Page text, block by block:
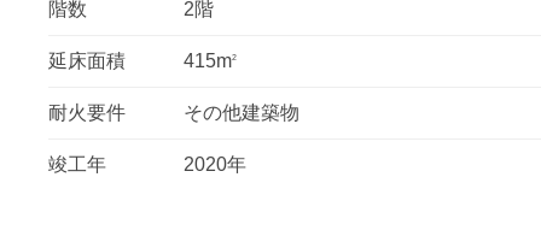
階数 2階
延床面積 415m2
耐火要件 その他建築物
竣工年 2020年